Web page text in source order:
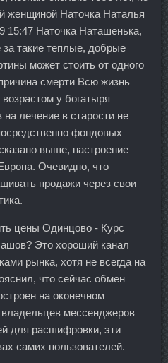
женщиной Наточка Наталья
15:47 Наточка Наташенька,
за такие теплые, добрые
может стоить от одного
смерти Всю жизнь
у богатыря
на лечение в старости не
фондовых
выше, настроение
Очевидно, что
продажи через свои
цены Одинцово - Курс
Это хороший канал
рынка, хотя не всегда на
что сейчас обмен
на оконечном
мессенджеров
для расшифровки, эти
самих пользователей.